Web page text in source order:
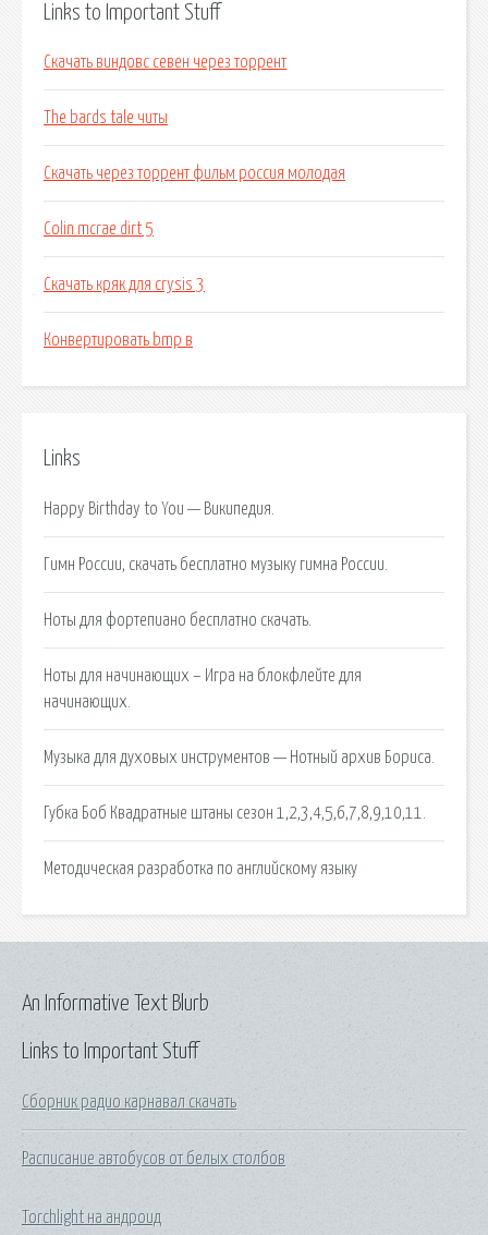
Links to Important Stuff
Скачать виндовс севен через торрент
The bards tale читы
Скачать через торрент фильм россия молодая
Colin mcrae dirt 5
Скачать кряк для crysis 3
Конвертировать bmp в
Links
Happy Birthday to You — Википедия.
Гимн России, скачать бесплатно музыку гимна России.
Ноты для фортепиано бесплатно скачать.
Ноты для начинающих – Игра на блокфлейте для
начинающих.
Музыка для духовых инструментов — Нотный архив Бориса.
Губка Боб Квадратные штаны сезон 1,2,3,4,5,6,7,8,9,10,11.
Методическая разработка по английскому языку
Links to Important Stuff
Сборник радио карнавал скачать
Расписание автобусов от белых столбов
Torchlight на андроид
An Informative Text Blurb